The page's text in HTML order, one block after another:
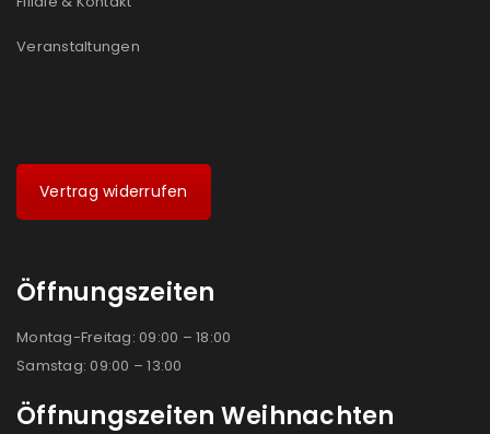
REGISTRIEREN
Veranstaltungen
Vertrag widerrufen
Öffnungszeiten
Montag-Freitag: 09:00 – 18:00
Samstag: 09:00 – 13:00
Öffnungszeiten Weihnachten